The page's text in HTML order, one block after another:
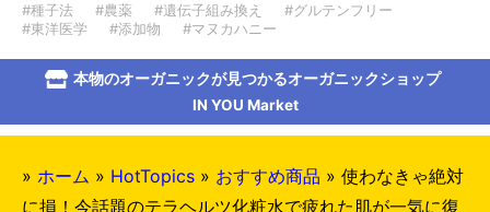
#種子法 #農薬 #遺伝子組み換え
#グルテンフリー
#東洋医学
#添加物 #マヌカハニー
本物のオーガニックが見つかるオーガニックショップ
IN YOU Market
» ホーム » HotTopics » おすすめ商品 » 使わなきゃ絶対
に損！今話題のテラヘルツ化粧水で疲れた肌が一気に復